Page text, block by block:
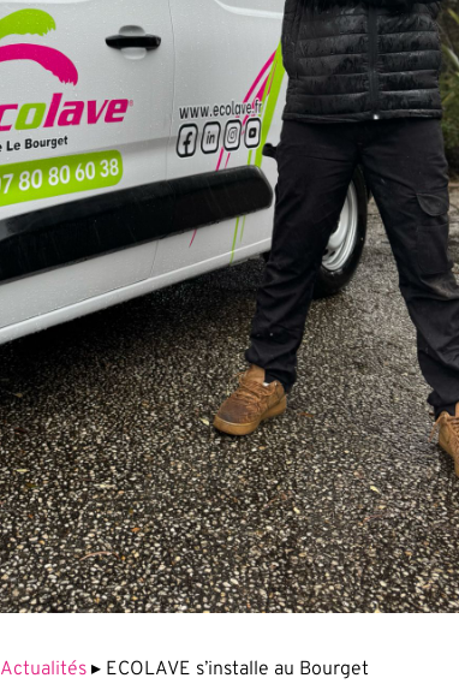
Actualités▸ ECOLAVE s’installe au Bourget